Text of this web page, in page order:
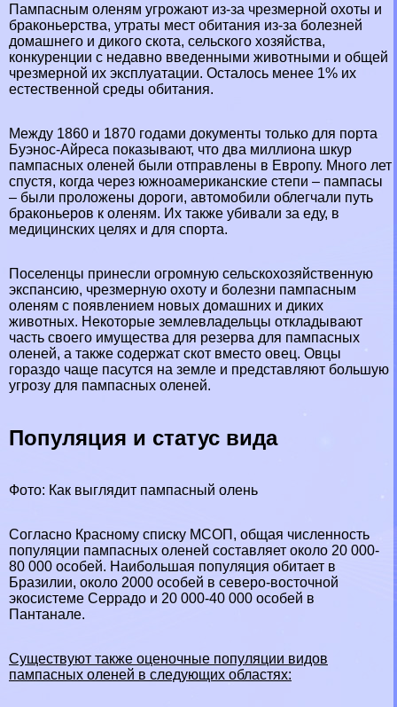
Пампасным оленям угрожают из-за чрезмерной охоты и
бpaконьерства, утраты мест обитания из-за болезней
домашнего и дикого скота, сельского хозяйства,
конкуренции с недавно введенными животными и общей
чрезмерной их эксплуатации. Осталось менее 1% их
естественной среды обитания.
Между 1860 и 1870 годами документы только для порта
Буэнос-Айреса показывают, что два миллиона шкур
пампасных оленей были отправлены в Европу. Много лет
спустя, когда через южноамериканские степи – пампасы
– были проложены дороги, автомобили облегчали путь
бpaконьеров к оленям. Их также убивали за еду, в
медицинских целях и для спорта.
Поселенцы принесли огромную сельскохозяйственную
экспансию, чрезмерную охоту и болезни пампасным
оленям с появлением новых домашних и диких
животных. Некоторые землевладельцы откладывают
часть своего имущества для резерва для пампасных
оленей, а также содержат скот вместо овец. Овцы
гораздо чаще пасутся на земле и представляют большую
угрозу для пампасных оленей.
Популяция и статус вида
Фото: Как выглядит пампасный олень
Согласно Красному списку МСОП, общая численность
популяции пампасных оленей составляет около 20 000-
80 000 особей. Наибольшая популяция обитает в
Бразилии, около 2000 особей в северо-восточной
экосистеме Серрадо и 20 000-40 000 особей в
Пантанале.
Существуют также оценочные популяции видов
пампасных оленей в следующих областях: